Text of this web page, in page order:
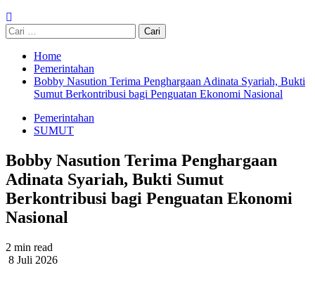
Cari
untuk:
Home
Pemerintahan
Bobby Nasution Terima Penghargaan Adinata Syariah, Bukti
Sumut Berkontribusi bagi Penguatan Ekonomi Nasional
Pemerintahan
SUMUT
Bobby Nasution Terima Penghargaan
Adinata Syariah, Bukti Sumut
Berkontribusi bagi Penguatan Ekonomi
Nasional
2 min read
8 Juli 2026